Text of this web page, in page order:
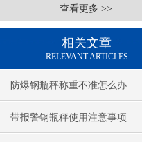
查看更多 >>
相关文章
RELEVANT ARTICLES
防爆钢瓶秤称重不准怎么办
带报警钢瓶秤使用注意事项